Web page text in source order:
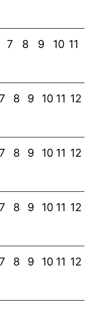
7 8 9 10 11
7 8 9 10 11 12
7 8 9 10 11 12
7 8 9 10 11 12
7 8 9 10 11 12